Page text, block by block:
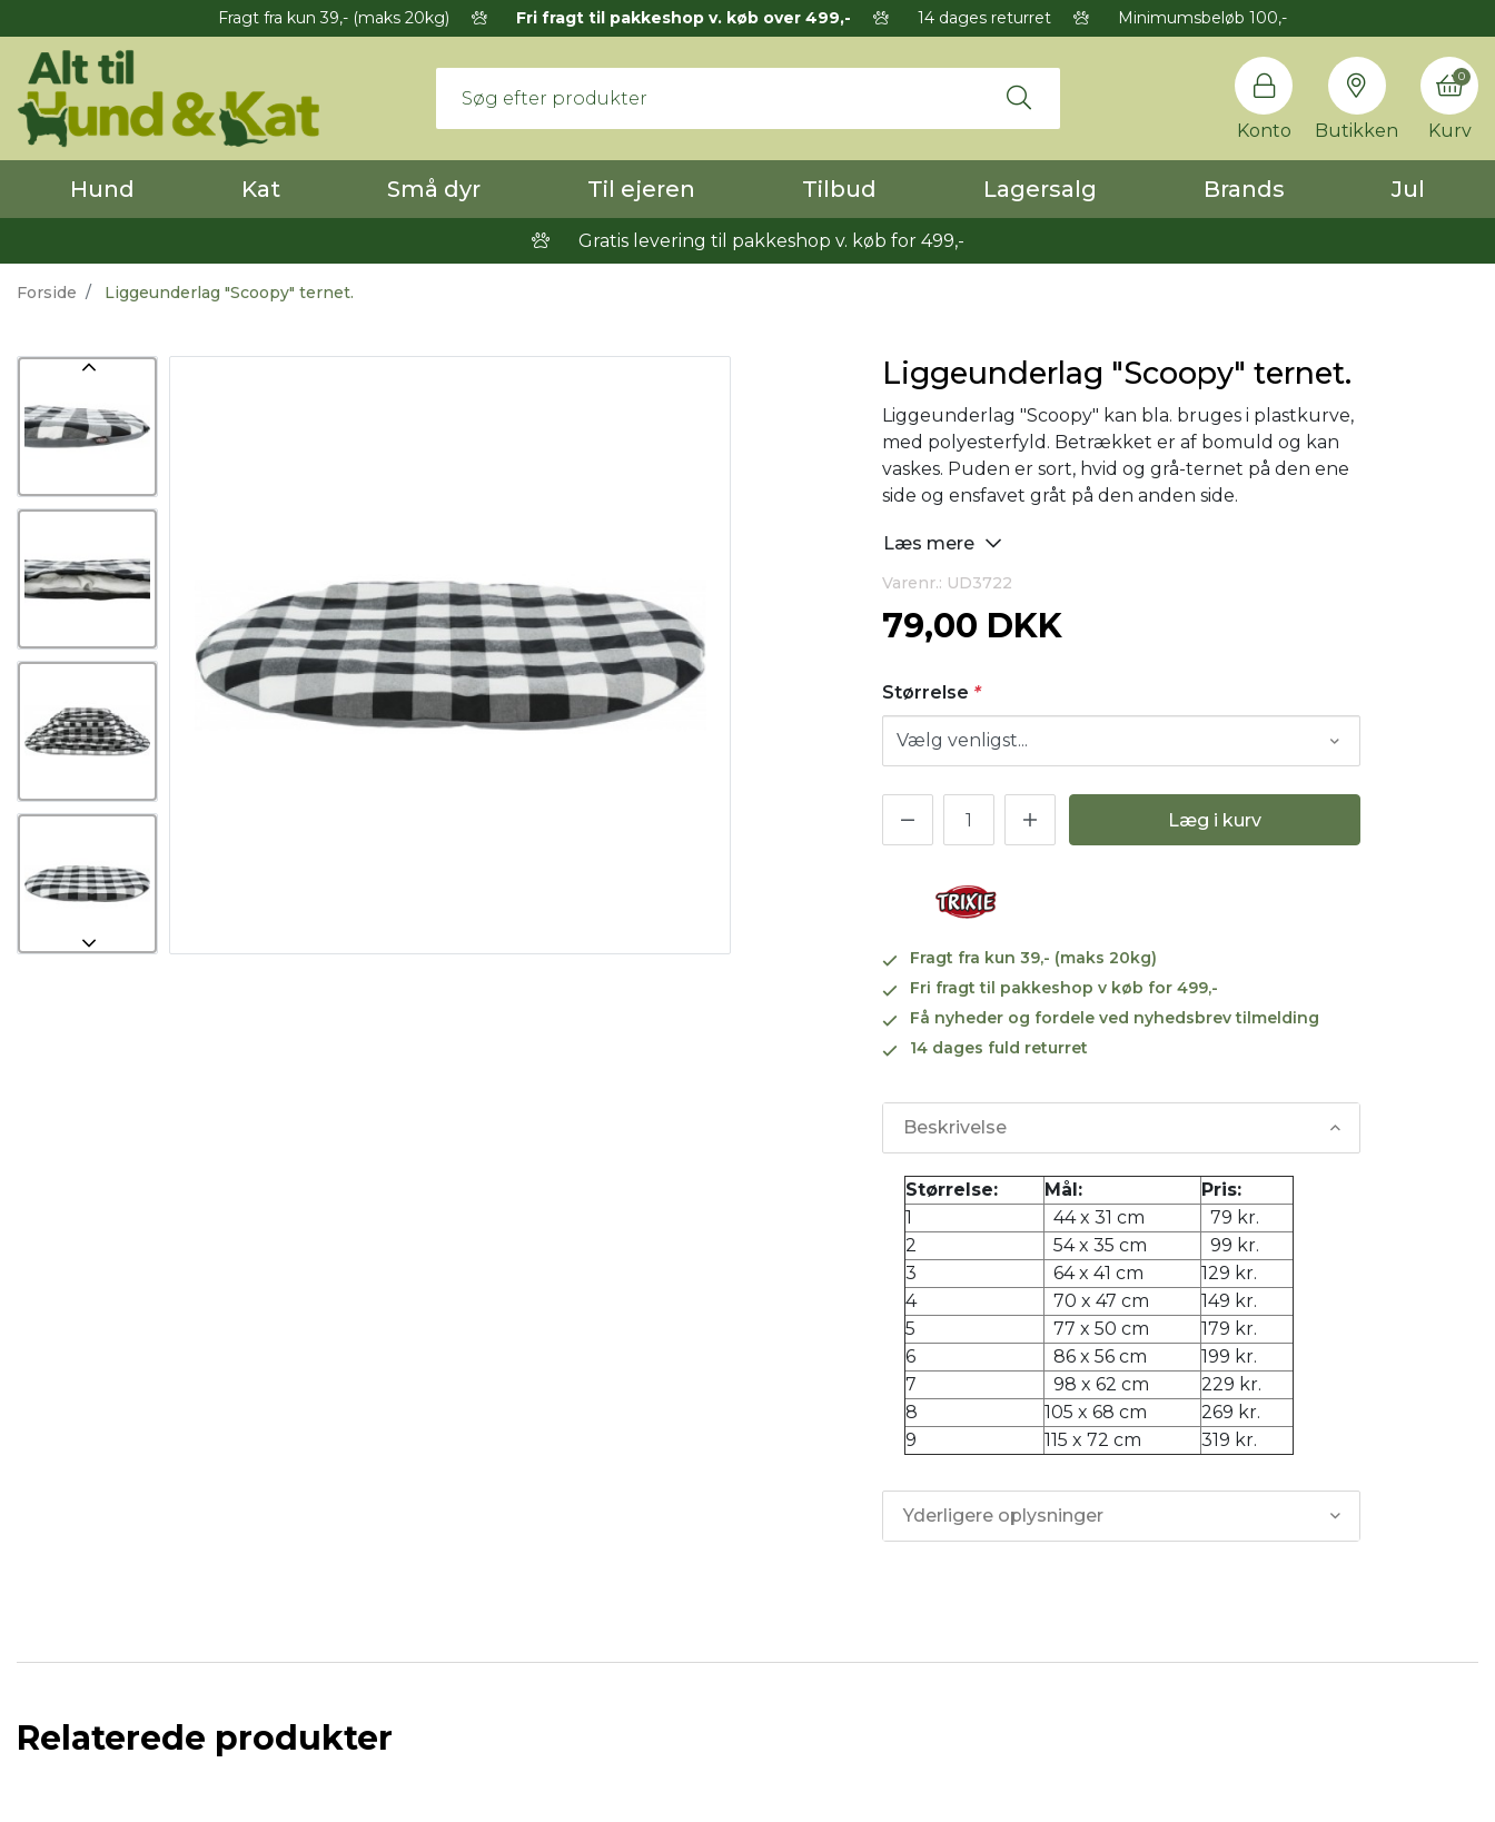
Fragt fra kun 39,- (maks 20kg) Fri fragt til pakkeshop v. køb over 499,- 14 dages returret Minimumsbeløb 100,-
Konto Butikken Kurv
0
Hund Kat Små dyr Til ejeren Tilbud Lagersalg Brands Jul
Gratis levering til pakkeshop v. køb for 499,-
Forside Liggeunderlag "Scoopy" ternet.
Liggeunderlag "Scoopy" ternet.
Liggeunderlag "Scoopy" kan bla. bruges i plastkurve,
med polyesterfyld. Betrækket er af bomuld og kan
vaskes. Puden er sort, hvid og grå-ternet på den ene
side og ensfavet gråt på den anden side.
Læs mere
Varenr.: UD3722
79,00 DKK
Størrelse *
Læg i kurv
Fragt fra kun 39,- (maks 20kg)
Fri fragt til pakkeshop v køb for 499,-
Få nyheder og fordele ved nyhedsbrev tilmelding
14 dages fuld returret
Beskrivelse
Størrelse: Mål:
Pris:
1
44 x 31 cm
79 kr.
2
54 x 35 cm
99 kr.
3
64 x 41 cm
129 kr.
4
70 x 47 cm
149 kr.
5
77 x 50 cm
179 kr.
6
86 x 56 cm
199 kr.
7
98 x 62 cm
229 kr.
8
105 x 68 cm
269 kr.
9
115 x 72 cm 319 kr.
Yderligere oplysninger
Relaterede produkter